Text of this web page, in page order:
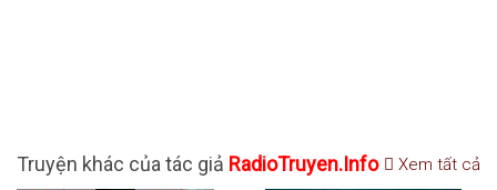
Truyện khác của tác giả RadioTruyen.Info Xem tất cả